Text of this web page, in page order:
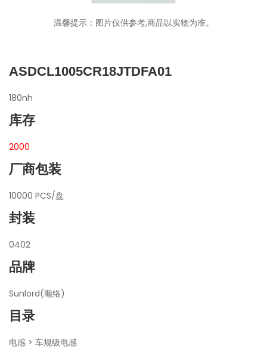
温馨提示：图片仅供参考,商品以实物为准。
ASDCL1005CR18JTDFA01
180nh
库存
2000
厂商包装
10000 PCS/盘
封装
0402
品牌
Sunlord(顺络)
目录
电感 > 车规级电感